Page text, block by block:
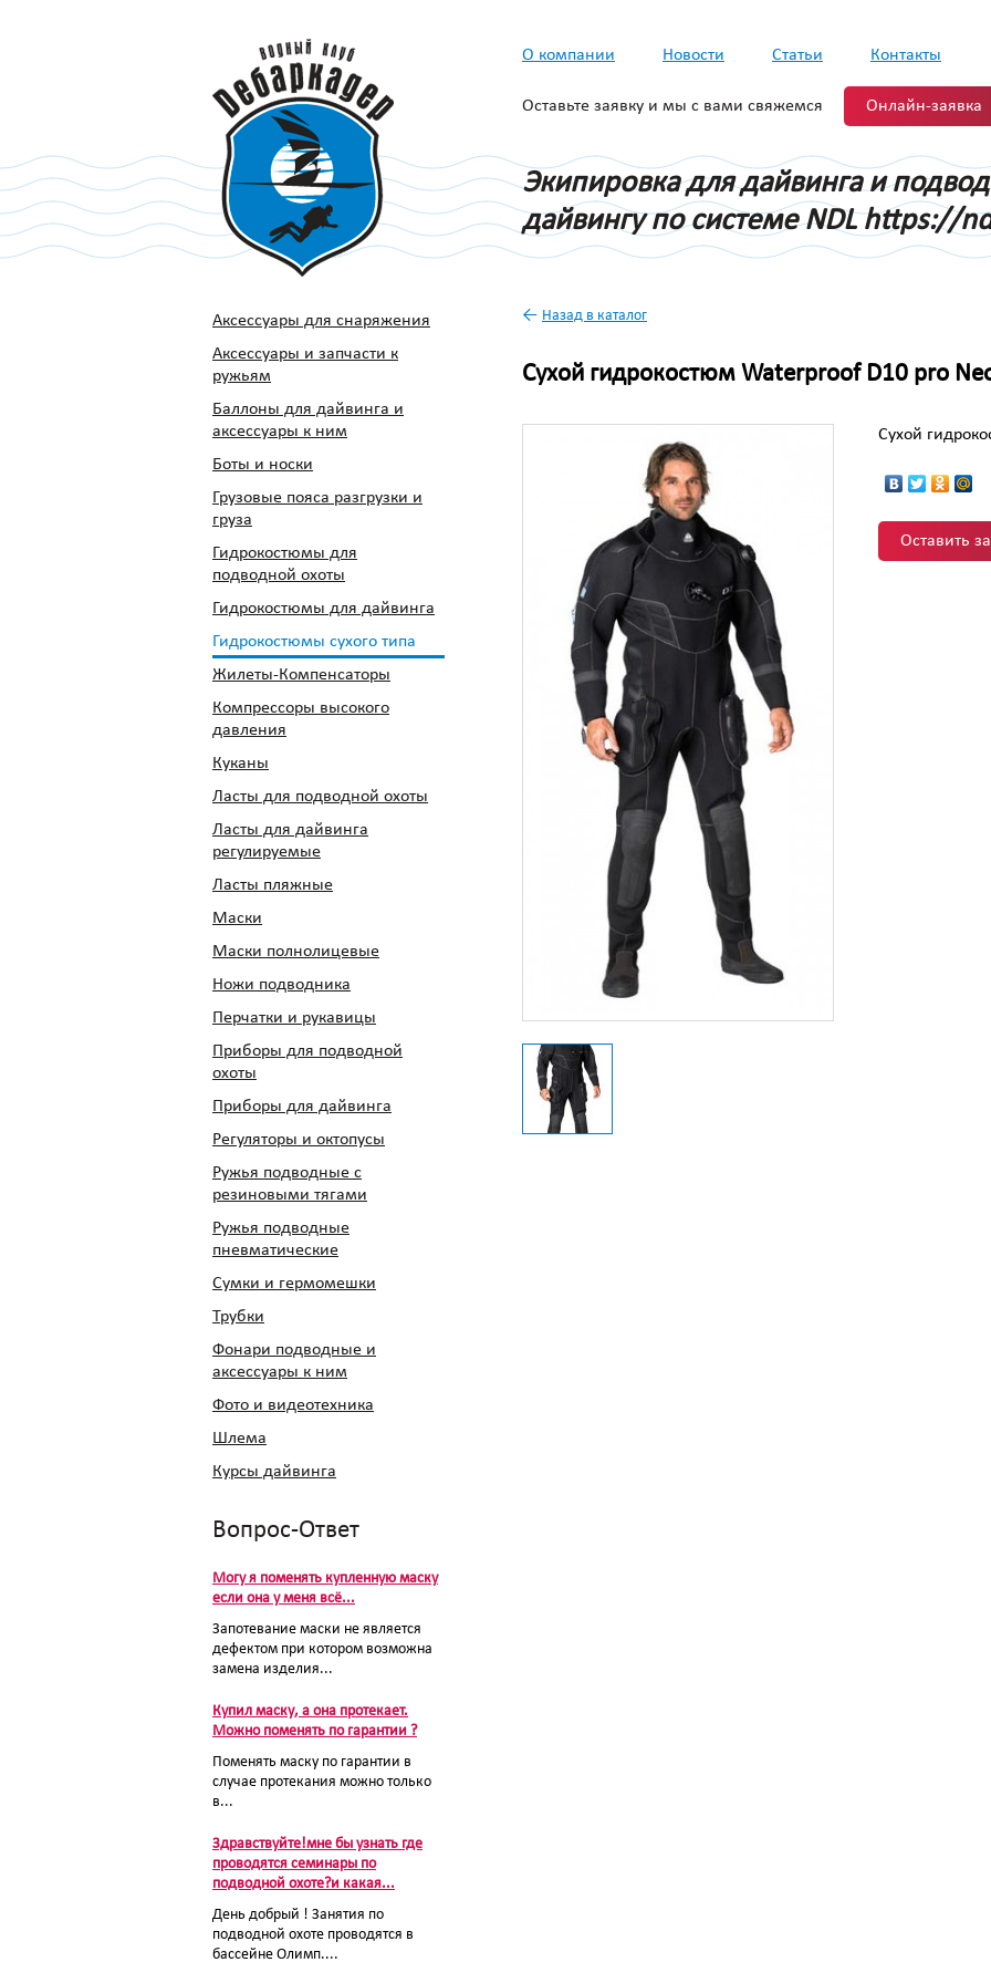
О компании Новости Статьи Контакты
Оставьте заявку и мы с вами свяжемся Онлайн-заявка
Экипировка для дайвинга и
дайвингу по системе NDL https://
Аксессуары для снаряжения
Аксессуары и запчасти к
ружьям
Баллоны для дайвинга и
аксессуары к ним
Боты и носки
Грузовые пояса разгрузки и
груза
Гидрокостюмы для
подводной охоты
Гидрокостюмы для дайвинга
Гидрокостюмы сухого типа
Жилеты-Компенсаторы
Компрессоры высокого
давления
Куканы
Ласты для подводной охоты
Ласты для дайвинга
регулируемые
Ласты пляжные
Маски
Маски полнолицевые
Ножи подводника
Перчатки и рукавицы
Приборы для подводной
охоты
Приборы для дайвинга
Регуляторы и октопусы
Ружья подводные с
резиновыми тягами
Ружья подводные
пневматические
Сумки и гермомешки
Трубки
Фонари подводные и
аксессуары к ним
Фото и видеотехника
Шлема
Курсы дайвинга
Вопрос-Ответ
Могу я поменять купленную маску
если она у меня всё...
Запотевание маски не является
дефектом при котором возможна
замена изделия...
Купил маску, а она протекает.
Можно поменять по гарантии ?
Поменять маску по гарантии в
случае протекания можно только
в...
Здравствуйте!мне бы узнать где
проводятся семинары по
подводной охоте?и какая...
День добрый ! Занятия по
подводной охоте проводятся в
бассейне Олимп....
← Назад в каталог
Сухой гидрокостюм Waterproof D10 pro
Сухой
Оставить